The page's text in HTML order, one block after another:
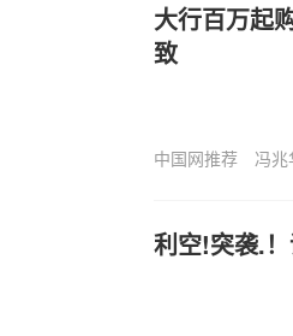
大行百万起
致
中国网推荐 冯兆
利空!突袭.